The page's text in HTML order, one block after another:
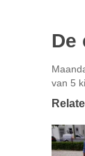
De
van 5